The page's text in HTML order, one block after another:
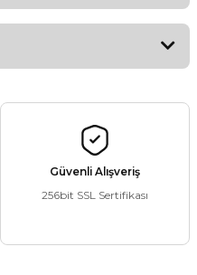
Yaz
açıklamalarında ve diğer
öneri formunu
görüntülenemiyor.
Güvenli Alışveriş
256bit SSL Sertifikası